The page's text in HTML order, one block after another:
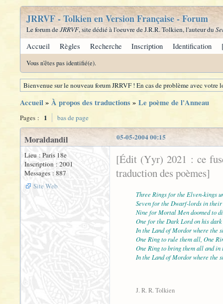
JRRVF - Tolkien en Version Française - Forum
Le forum deJRRVF, site dédié à l'oeuvre de J.R.R. Tolkien, l'auteur du
Accueil Règles Recherche Inscription Identification
Vous n'êtes pas identifié(e).
Bienvenue sur le nouveau forum JRRVF ! En cas de problème avec
Accueil» À propos des traductions» Le poème de l'Anneau
Pages : 1 bas de page
05-05-2004 00:15
Moraldandil
Lieu : Paris 18e
Inscription : 2001
Messages : 887
Site Web
[Édit (Yyr) 2021 : ce
traduction des poèmes]
Three Rings for the Elven-kings
Seven for the Dwarf-lords in
Nine for Mortal Men doomed to
One for the Dark Lord on his
In the Land of Mordor where the
One Ring to rule them all, One
One Ring to bring them all and in
In the Land of Mordor where the
J. R. R. Tolkien